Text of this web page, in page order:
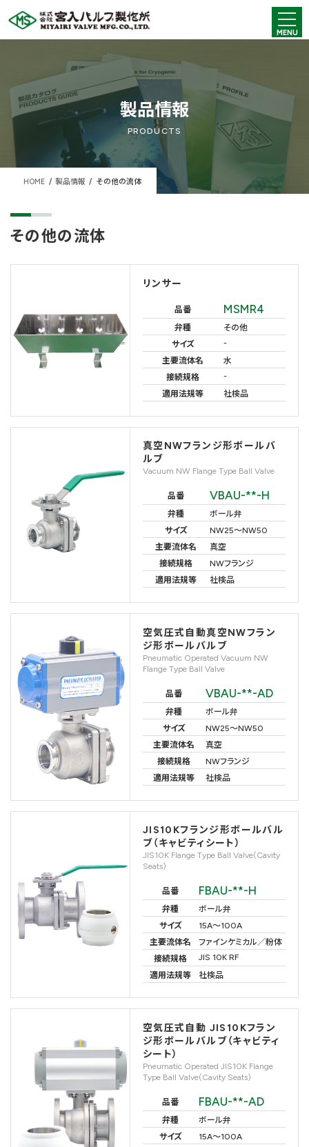
ン
ビ
製品情報
PRODUCTS
HOME 製品情報 その他の流体
その他の流体
リンサー
品番 MSMR4
弁種
その他
サイズ
-
主要流体名
水
接続規格
-
適用法規等
社検品
真空NWフランジ形ボールバ
ルブ
Vacuum NW Flange Type Ball Valve
品番 VBAU-**-H
弁種
ボール弁
サイズ
NW25〜NW50
主要流体名
真空
接続規格
NWフランジ
適用法規等
社検品
空気圧式自動真空NWフラン
ジ形ボールバルブ
Pneumatic Operated Vacuum NW
Flange Type Ball Valve
品番 VBAU-**-AD
弁種
ボール弁
サイズ
NW25〜NW50
主要流体名
真空
接続規格
NWフランジ
適用法規等
社検品
JIS10Kフランジ形ボールバル
ブ（キャビティシート）
JIS10K Flange Type Ball Valve(Cavity
Seats)
品番 FBAU-**-H
弁種
ボール弁
サイズ
15A〜100A
主要流体名
ファインケミカル／粉体
接続規格
JIS 10K RF
適用法規等
社検品
空気圧式自動 JIS10Kフラン
ジ形ボールバルブ（キャビティ
シート）
Pneumatic Operated JIS10K Flange
Type Ball Valve(Cavity Seats)
品番 FBAU-**-AD
弁種
ボール弁
サイズ
15A〜100A
MENU